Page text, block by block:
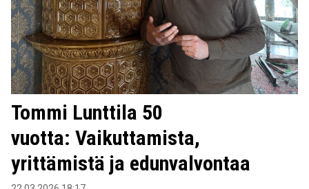
Tommi Lunttila 50
vuotta: Vaikuttamista,
yrittämistä ja edunvalvontaa